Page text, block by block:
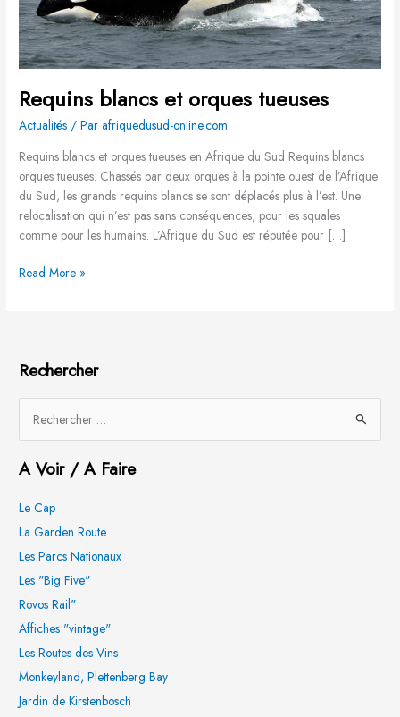
Requins blancs et orques tueuses
Actualités / Parafriquedusud-online.com
Requins blancs et orques tueuses en Afrique du Sud Requins blancs
orques tueuses. Chassés par deux orques à la pointe ouest de l’Afrique
du Sud, les grands requins blancs se sont déplacés plus à l’est. Une
relocalisation qui n’est pas sans conséquences, pour les squales
comme pour les humains. L’Afrique du Sud est réputée pour […]
Read More »
Rechercher
e
c
e
r
c
h
e
r
:
A Voir / A Faire
Le Cap
La Garden Route
Les Parcs Nationaux
Les "Big Five"
Rovos Rail"
Affiches "vintage"
Les Routes des Vins
Monkeyland, Plettenberg Bay
Jardin de Kirstenbosch